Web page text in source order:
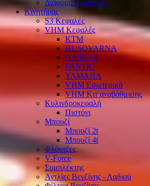
Διάφορα Αξεσουάρ
Κινητήρας
S3 Κεφαλές
VHM Κεφαλές
KTM
HUSQVARNA
GASGAS
FANTIC
YAMAHA
VHM Εσωτερικά
VHM Κιτ αναβάθμισης
Κυλινδροκεφαλή
Πιστόνι
Μπουζί
Μπουζί 2t
Μπουζί 4t
Φλάντζες
V-Force
Συμπλέκτης
Αντλίες Βενζίνης - Λαδιού